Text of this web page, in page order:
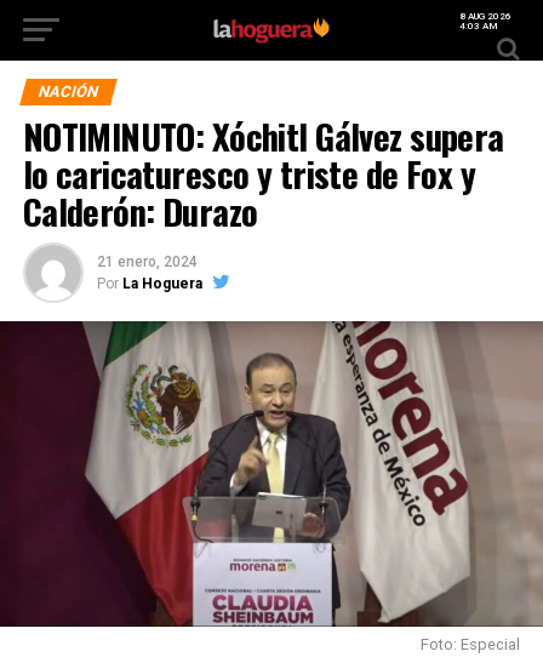
8 AUG 2026
4:03 AM
NACIÓN
NOTIMINUTO: Xóchitl Gálvez supera
lo caricaturesco y triste de Fox y
Calderón: Durazo
21 enero, 2024
Por La Hoguera
Foto: Especial